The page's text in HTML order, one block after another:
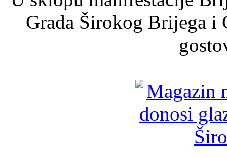
Grada Širokog Brijega